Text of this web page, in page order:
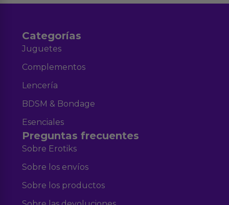
Categorías
Juguetes
Complementos
Lencería
BDSM & Bondage
Esenciales
Preguntas frecuentes
Sobre Erotiks
Sobre los envíos
Sobre los productos